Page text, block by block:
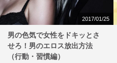
2017/01/25
男の色気で女性をドキッとさ
せろ！男のエロス放出方法
（行動・習慣編）